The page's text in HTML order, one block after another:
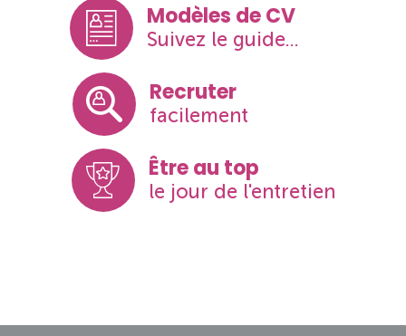
Modèles de CV
Suivez le guide...
Recruter
facilement
Être au top
le jour de l'entretien